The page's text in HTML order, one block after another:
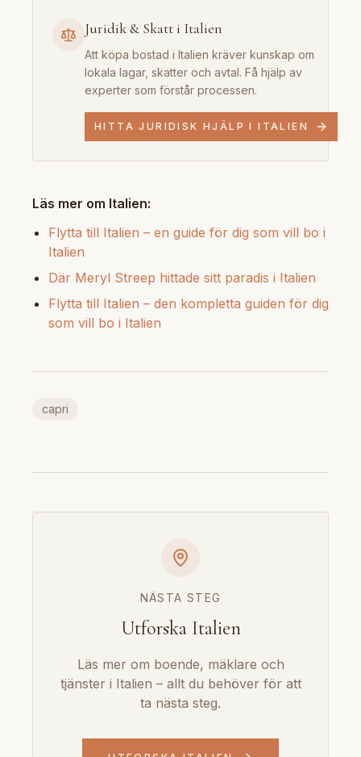
Juridik & Skatt i Italien
Att köpa bostad i Italien kräver kunskap om
lokala lagar, skatter och avtal. Få hjälp av
experter som förstår processen.
HITTA JURIDISK HJÄLP I ITALIEN
Läs mer om Italien:
Flytta till Italien – en guide för dig som vill bo i
Italien
Där Meryl Streep hittade sitt paradis i Italien
Flytta till Italien – den kompletta guiden för dig
som vill bo i Italien
capri
NÄSTA STEG
Utforska Italien
Läs mer om boende, mäklare och
tjänster i Italien – allt du behöver för att
ta nästa steg.